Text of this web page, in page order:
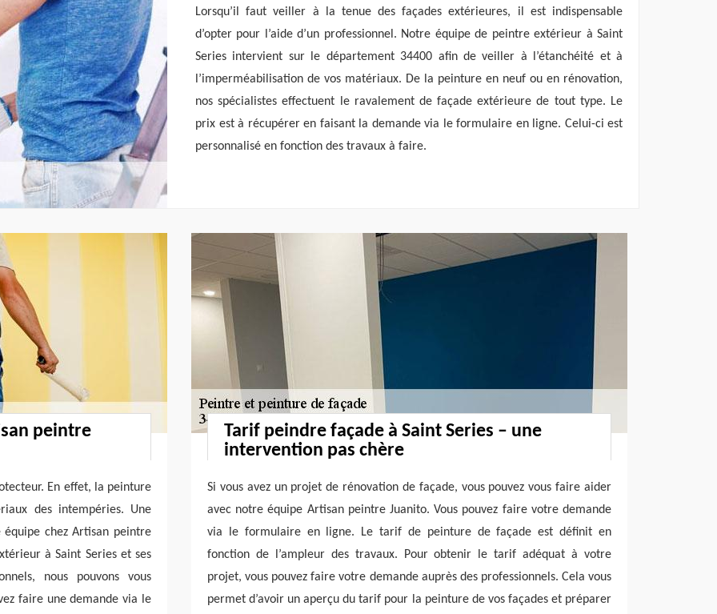
Lorsqu’il faut veiller à la tenue des façades extérieures, il est indispensable
d’opter pour l’aide d’un professionnel. Notre équipe de peintre extérieur à Saint
Series intervient sur le département 34400 afin de veiller à l’étanchéité et à
l’imperméabilisation de vos matériaux. De la peinture en neuf ou en rénovation,
nos spécialistes effectuent le ravalement de façade extérieure de tout type. Le
prix est à récupérer en faisant la demande via le formulaire en ligne. Celui-ci est
personnalisé en fonction des travaux à faire.
peintre
En effet, la peinture
des intempéries. Une
chez Artisan peintre
à Saint Series et ses
nous pouvons vous
faire une demande via le
Tarif peindre façade à Saint Series – une
intervention pas chère
Si vous avez un projet de rénovation de façade, vous pouvez vous faire aider
avec notre équipe Artisan peintre Juanito. Vous pouvez faire votre demande
via le formulaire en ligne. Le tarif de peinture de façade est définit en
fonction de l’ampleur des travaux. Pour obtenir le tarif adéquat à votre
projet, vous pouvez faire votre demande auprès des professionnels. Cela vous
permet d’avoir un aperçu du tarif pour la peinture de vos façades et préparer